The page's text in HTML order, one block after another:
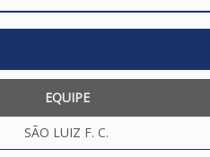
EQUIPE
SÃO LUIZ F. C.